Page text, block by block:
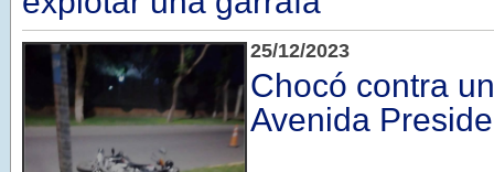
25/12/2023
Chocó contra
Avenida